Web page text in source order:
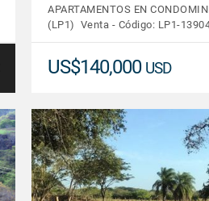
APARTAMENTOS EN
(LP1) Venta - Código: LP1-
US$140,000 USD